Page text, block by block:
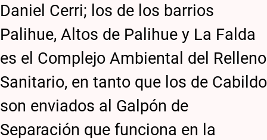
Daniel Cerri; los de los barrios
Palihue, Altos de Palihue y La Falda
es el Complejo Ambiental del Relleno
Sanitario, en tanto que los de Cabildo
son enviados al Galpón de
Separación que funciona en la